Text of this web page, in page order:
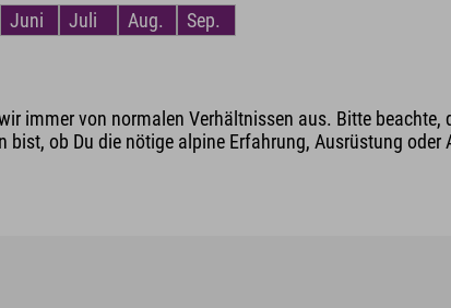
Juni Juli Aug.
Sep.
immer von normalen Verhältnissen aus. Bitte
bist, ob Du die nötige alpine Erfahrung, Ausrüstung